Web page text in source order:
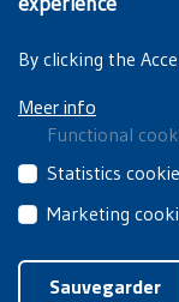
By clicking the
Meer info
Functional
These
are
Statistics
These
party
cookies
Marketing
thirdSauvegarder